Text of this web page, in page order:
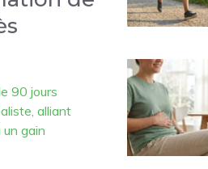
90 jours
alliant
gain